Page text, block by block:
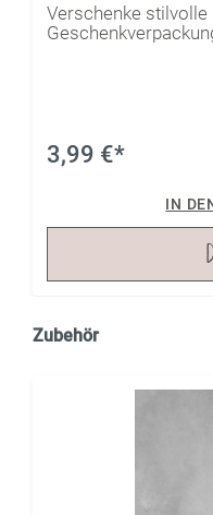
Verschenke stilvolle
3,99 €*
IN
Zubehör